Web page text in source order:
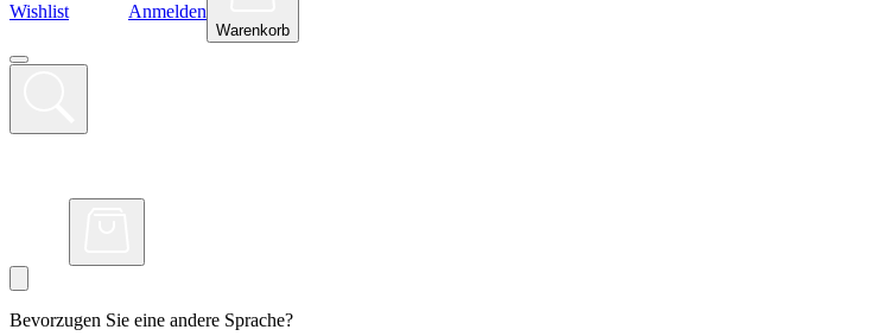
Wishlist Anmelden
Warenkorb
Bevorzugen Sie eine andere Sprache?